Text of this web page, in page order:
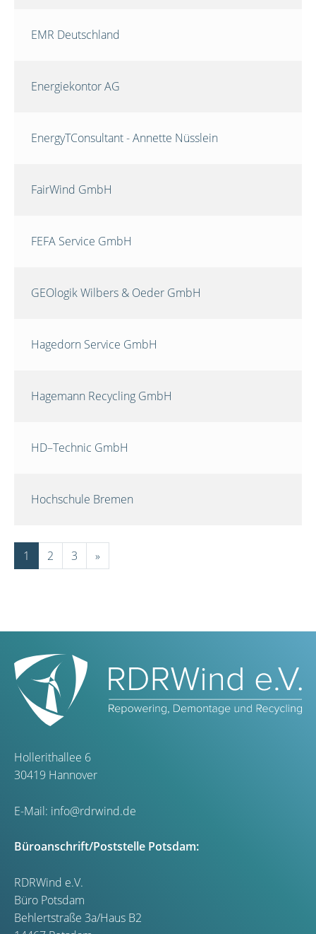
EMR Deutschland
Energiekontor AG
EnergyTConsultant - Annette Nüsslein
FairWind GmbH
FEFA Service GmbH
GEOlogik Wilbers & Oeder GmbH
Hagedorn Service GmbH
Hagemann Recycling GmbH
HD–Technic GmbH
Hochschule Bremen
1 2 3 »
Hollerithallee 6
30419 Hannover
E-Mail: info@rdrwind.de
Büroanschrift/Poststelle Potsdam:
RDRWind e.V.
Büro Potsdam
Behlertstraße 3a/Haus B2